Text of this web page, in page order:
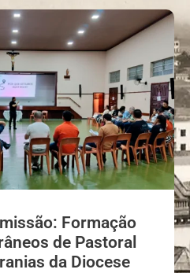
Formação
de Pastoral
da Diocese